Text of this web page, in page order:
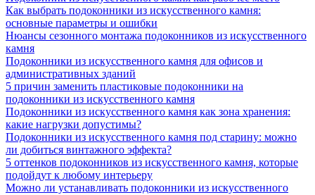
Как выбрать подоконники из искусственного камня:
основные параметры и ошибки
Нюансы сезонного монтажа подоконников из искусственного
камня
Подоконники из искусственного камня для офисов и
административных зданий
5 причин заменить пластиковые подоконники на
подоконники из искусственного камня
Подоконники из искусственного камня как зона хранения:
какие нагрузки допустимы?
Подоконники из искусственного камня под старину: можно
ли добиться винтажного эффекта?
5 оттенков подоконников из искусственного камня, которые
подойдут к любому интерьеру
Можно ли устанавливать подоконники из искусственного